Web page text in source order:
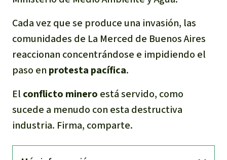
Cada vez que se produce una invasión, las
comunidades de La Merced de Buenos Aires
reaccionan concentrándose e impidiendo el
paso en protesta pacífica.
El conflicto minero está servido, como
sucede a menudo con esta destructiva
industria. Firma, comparte.